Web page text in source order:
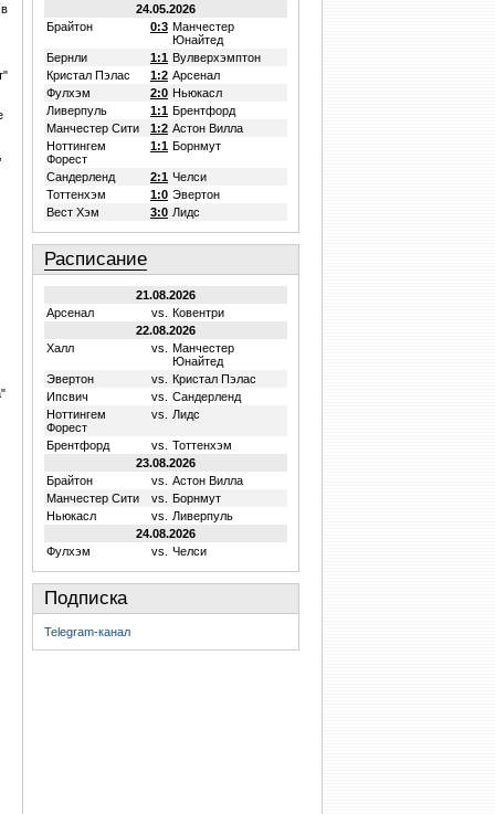
24.05.2026
Брайтон
0:3 Манчестер
Юнайтед
Бернли
1:1 Вулверхэмптон
Кристал Пэлас
1:2 Арсенал
Фулхэм
2:0 Ньюкасл
Ливерпуль
1:1 Брентфорд
Манчестер Сити
1:2 Астон Вилла
Ноттингем
Форест
1:1 Борнмут
Сандерленд 2:1 Челси
Тоттенхэм
1:0 Эвертон
Вест Хэм
3:0 Лидс
Расписание
21.08.2026
Арсенал
vs.
Ковентри
22.08.2026
Халл
vs.
Манчестер
Юнайтед
Эвертон
vs.
Кристал Пэлас
Ипсвич
vs.
Сандерленд
Ноттингем
Форест
vs. Лидс
Брентфорд vs.
Тоттенхэм
23.08.2026
Брайтон
vs.
Астон Вилла
Манчестер Сити
vs.
Борнмут
Ньюкасл
vs.
Ливерпуль
24.08.2026
Фулхэм
vs. Челси
Подписка
Telegram-канал